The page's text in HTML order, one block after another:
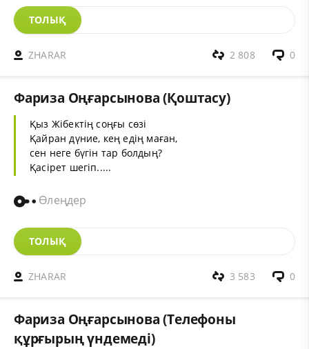
ТОЛЫҚ
ZHARAR 0
2 808
Фариза Оңғарсынова (Қоштасу)
Қыз Жібектің соңғы сөзі
Қайран дүние, кең едің маған,
сен неге бүгін тар болдың?
Қасірет шегіп.....
Өлеңдер
ТОЛЫҚ
ZHARAR 0
3 583
Фариза Оңғарсынова (Телефоны
құрғырың үндемеді)